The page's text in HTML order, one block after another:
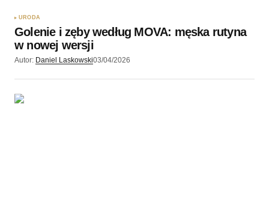
URODA
Golenie i zęby według MOVA: męska rutyna
w nowej wersji
Autor: Daniel Laskowski03/04/2026